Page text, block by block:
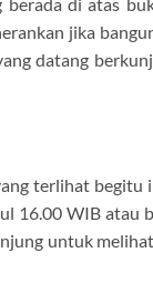
di atas
jika
datang
terlihat begitu
16.00 WIB atau
untuk